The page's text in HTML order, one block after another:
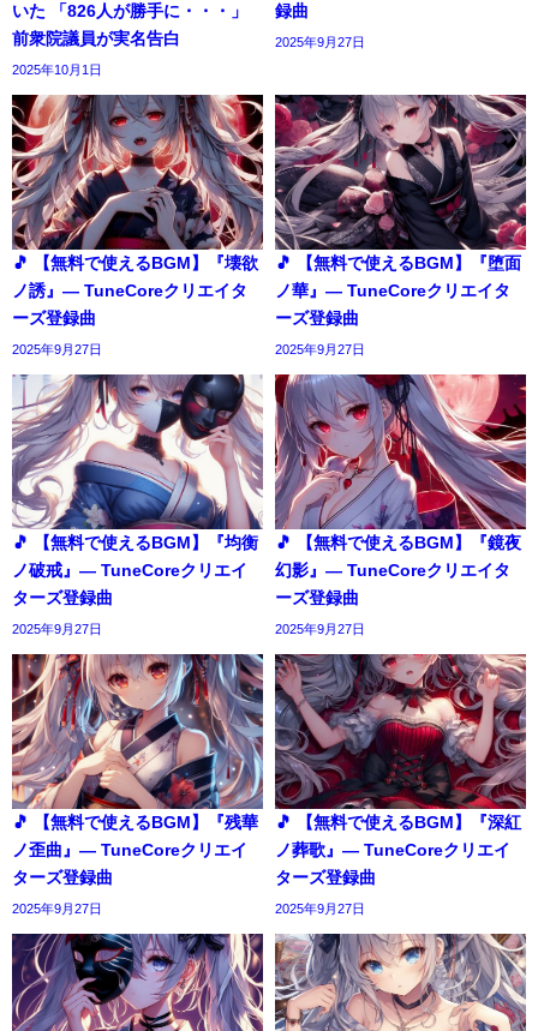
いた 「826人が勝手に・・・」
前衆院議員が実名告白
2025年10月1日
録曲
2025年9月27日
🎵 【無料で使えるBGM】『壊欲
ノ誘』― TuneCoreクリエイタ
ーズ登録曲
2025年9月27日
🎵 【無料で使えるBGM】『堕面
ノ華』― TuneCoreクリエイタ
ーズ登録曲
2025年9月27日
🎵 【無料で使えるBGM】『均衡
ノ破戒』― TuneCoreクリエイ
ターズ登録曲
2025年9月27日
🎵 【無料で使えるBGM】『鏡夜
幻影』― TuneCoreクリエイタ
ーズ登録曲
2025年9月27日
🎵 【無料で使えるBGM】『残華
ノ歪曲』― TuneCoreクリエイ
ターズ登録曲
2025年9月27日
🎵 【無料で使えるBGM】『深紅
ノ葬歌』― TuneCoreクリエイ
ターズ登録曲
2025年9月27日